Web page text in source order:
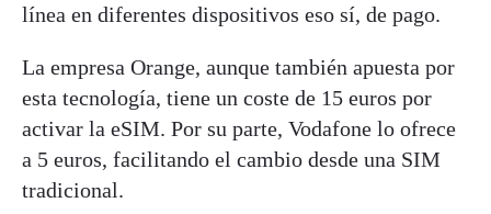
línea en diferentes dispositivos eso sí, de pago.
La empresa Orange, aunque también apuesta por
esta tecnología, tiene un coste de 15 euros por
activar la eSIM. Por su parte, Vodafone lo ofrece
a 5 euros, facilitando el cambio desde una SIM
tradicional.